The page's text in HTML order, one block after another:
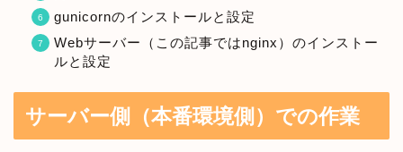
gunicornのインストールと設定
Webサーバー（この記事ではnginx）のインストー
ルと設定
サーバー側（本番環境側）での作業